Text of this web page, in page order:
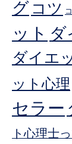
グ コツ
ット ダ
ダイエ
ット心理
セラー
ト心理士